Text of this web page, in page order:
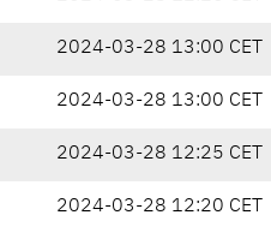
2024-03-28 13:00 CET
2024-03-28 13:00 CET
2024-03-28 12:25 CET
2024-03-28 12:20 CET